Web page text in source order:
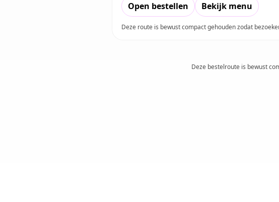
Open bestellen Bekijk menu
Deze route is bewust compact gehouden zodat
Deze bestelroute is bewust